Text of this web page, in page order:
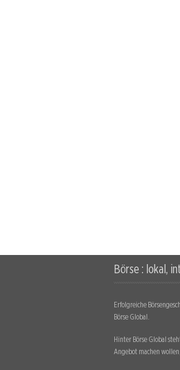
Börse : lokal,
Erfolgreiche
Börse Global.
Hinter Börse Global
Angebot machen